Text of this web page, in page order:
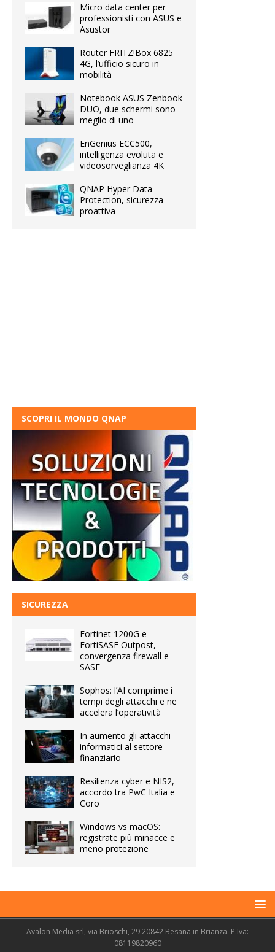
Micro data center per
professionisti con ASUS e
Asustor
Router FRITZ!Box 6825
4G, l’ufficio sicuro in
mobilità
Notebook ASUS Zenbook
DUO, due schermi sono
meglio di uno
EnGenius ECC500,
intelligenza evoluta e
videosorveglianza 4K
QNAP Hyper Data
Protection, sicurezza
proattiva
SCOPRI IL MONDO QNAP
SICUREZZA
Fortinet 1200G e
FortiSASE Outpost,
convergenza firewall e
SASE
Sophos: l’AI comprime i
tempi degli attacchi e ne
accelera l’operatività
In aumento gli attacchi
informatici al settore
finanziario
Resilienza cyber e NIS2,
accordo tra PwC Italia e
Coro
Windows vs macOS:
registrate più minacce e
meno protezione
Avalon Media srl, via Brioschi, 29 20842 Besana in Brianza. P.Iva:
08119820960